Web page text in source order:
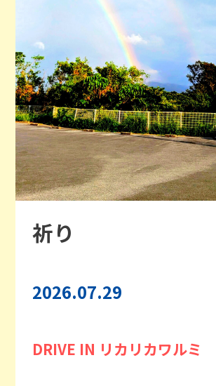
祈り
2026.07.29
DRIVE IN リカリカワルミ